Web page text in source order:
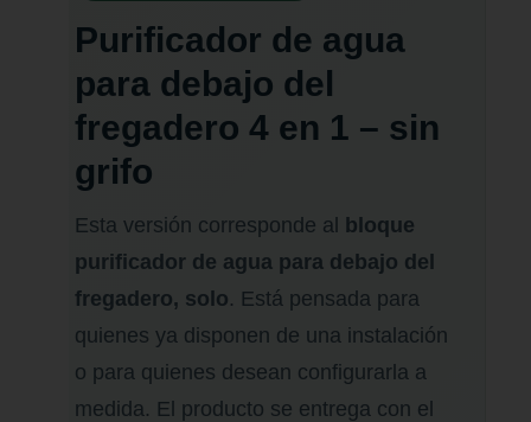
Purificador de agua
para debajo del
fregadero 4 en 1 – sin
grifo
Esta versión corresponde al bloque
purificador de agua para debajo del
fregadero, solo. Está pensada para
quienes ya disponen de una instalación
o para quienes desean configurarla a
medida. El producto se entrega con el